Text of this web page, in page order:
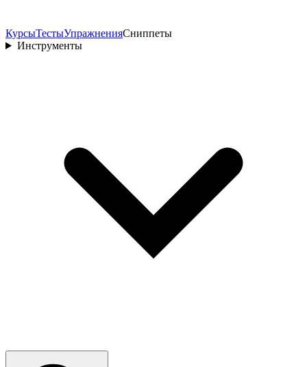
КурсыТестыУпражненияСниппеты
Инструменты